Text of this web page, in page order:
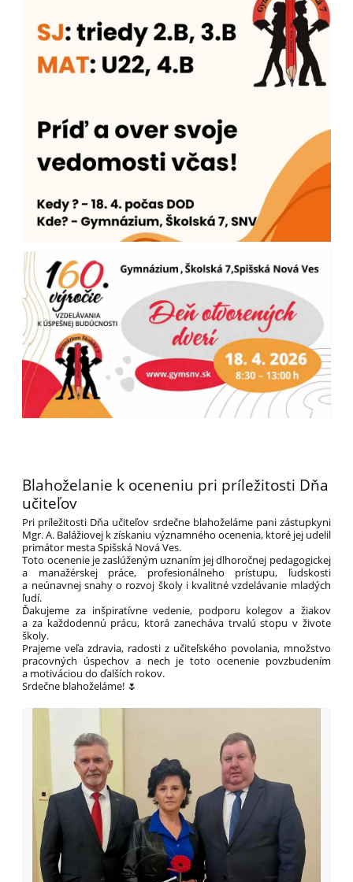
Blahoželanie k oceneniu pri príležitosti Dňa
učiteľov
Pri príležitosti Dňa učiteľov srdečne blahoželáme pani zástupkyni
Mgr. A. Balážiovej k získaniu významného ocenenia, ktoré jej udelil
primátor mesta Spišská Nová Ves.
Toto ocenenie je zaslúženým uznaním jej dlhoročnej pedagogickej
a manažérskej práce, profesionálneho prístupu, ľudskosti
a neúnavnej snahy o rozvoj školy i kvalitné vzdelávanie mladých
ľudí.
Ďakujeme za inšpiratívne vedenie, podporu kolegov a žiakov
a za každodennú prácu, ktorá zanecháva trvalú stopu v živote
školy.
Prajeme veľa zdravia, radosti z učiteľského povolania, množstvo
pracovných úspechov a nech je toto ocenenie povzbudením
a motiváciou do ďalších rokov.
Srdečne blahoželáme! 🌷